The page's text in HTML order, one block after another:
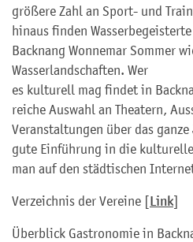
größere Zahl an Sport- und
hinaus finden
Backnang Wonnemar Sommer
Wasserlandschaften. Wer
es kulturell mag findet in
reiche Auswahl an Theatern,
Veranstaltungen über das
gute Einführung in die
man auf den städtischen
Verzeichnis der Vereine [Link]
Überblick Gastronomie in